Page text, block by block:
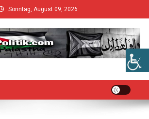
Sonntag, August 09, 2026